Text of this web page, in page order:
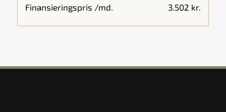
3.502 kr.
Finansieringspris /md.